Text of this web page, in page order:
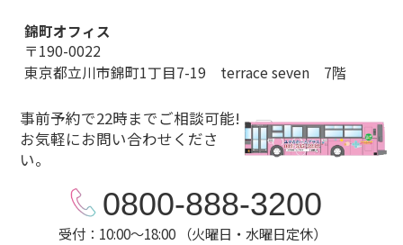
錦町オフィス
〒190-0022
東京都立川市錦町1丁目7-19 terrace seven 7階
事前予約で22時までご相談可能!
お気軽にお問い合わせくださ
い。
0800-888-3200
受付：10:00～18:00 （火曜日・水曜日定休）